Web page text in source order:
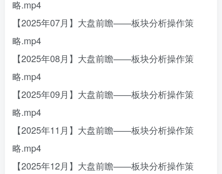
略.mp4
【2025年07月】大盘前瞻——板块分析操作策
略.mp4
【2025年08月】大盘前瞻——板块分析操作策
略.mp4
【2025年09月】大盘前瞻——板块分析操作策
略.mp4
【2025年11月】大盘前瞻——板块分析操作策
略.mp4
【2025年12月】大盘前瞻——板块分析操作策